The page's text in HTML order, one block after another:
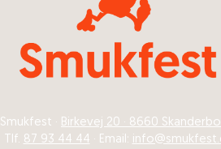
Smukfest · Birkevej 20 · 8660
Tlf. 87 93 44 44 · Email: